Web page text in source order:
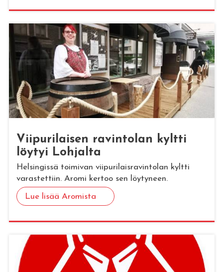
Vii­pu­ri­lai­sen ra­vin­to­lan kylt­ti
löy­tyi Loh­jal­ta
Helsingissä toimivan viipurilaisravintolan kyltti
varastettiin. Aromi kertoo sen löytyneen.
Lue lisää Aromista